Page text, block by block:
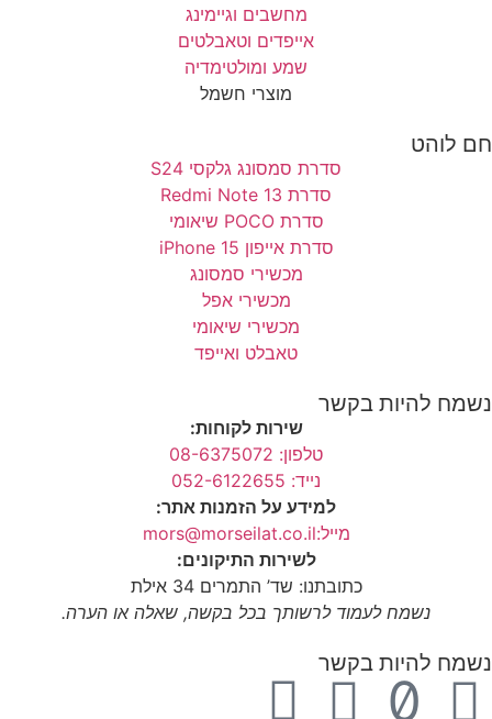
מחשבים וגיימינג
אייפדים וטאבלטים
שמע ומולטימדיה
מוצרי חשמל
חם לוהט
סדרת סמסונג גלקסי S24
סדרת Redmi Note 13
סדרת POCO שיאומי
סדרת אייפון 15 iPhone
מכשירי סמסונג
מכשירי אפל
מכשירי שיאומי
טאבלט ואייפד
נשמח להיות בקשר
שירות לקוחות:
טלפון: 08-6375072
נייד: 052-6122655
למידע על הזמנות אתר:
מייל:mors@morseilat.co.il
לשירות התיקונים:
כתובתנו: שד’ התמרים 34 אילת
נשמח לעמוד לרשותך בכל בקשה, שאלה או הערה.
נשמח להיות בקשר